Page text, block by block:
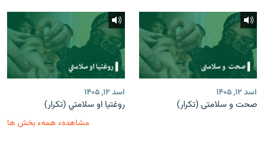
اسد ۱۲, ۱۴۰۵
صحت و سلامتی (تکرار)
اسد ۱۲, ۱۴۰۵
روغتیا او سلامتي (تکرار)
مشاهدهء همهء بخش ها